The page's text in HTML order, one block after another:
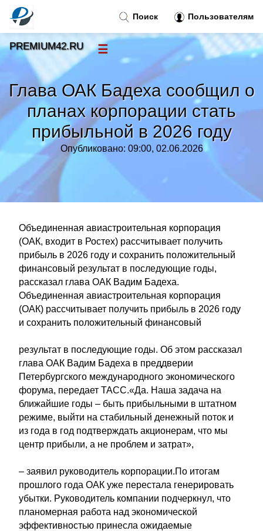
Глава ОАК Бадеха сообщил о
планах корпорации стать
прибыльной в 2026 году
Опубликовано: 09:00, 02.06.2026
Объединенная авиастроительная корпорация
(ОАК, входит в Ростех) рассчитывает получить
прибыль в 2026 году и сохранить положительный
финансовый результат в последующие годы,
рассказал глава ОАК Вадим Бадеха.
Объединенная авиастроительная корпорация
(ОАК) рассчитывает получить прибыль в 2026 году
и сохранить положительный финансовый
результат в последующие годы. Об этом рассказал
глава ОАК Вадим Бадеха в преддверии
Петербургского международного экономического
форума, передает ТАСС.«Да. Наша задача на
ближайшие годы – быть прибыльными в штатном
режиме, выйти на стабильный денежный поток и
из года в год подтверждать акционерам, что мы
центр прибыли, а не проблем и затрат»,
– заявил руководитель корпорации.По итогам
прошлого года ОАК уже перестала генерировать
убытки. Руководитель компании подчеркнул, что
планомерная работа над экономической
эффективностью принесла ожидаемые
Поиск Пользователям
PREMIUM42.RU ☰
Новости
Тренды новостей
Рубрики»
Правила »
Контакт»